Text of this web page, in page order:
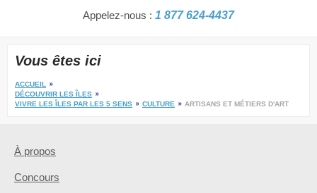
Appelez-nous : 1 877 624-4437
Vous êtes ici
ACCUEIL
DÉCOUVRIR LES ÎLES
VIVRE LES ÎLES PAR LES 5 SENS
CULTURE ARTISANS ET MÉTIERS D'ART
À propos
Concours